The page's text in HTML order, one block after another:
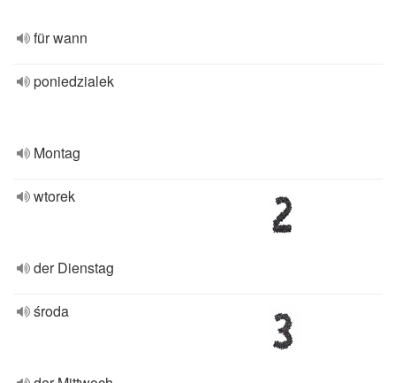
für wann
poniedzialek
Montag
wtorek
der Dienstag
środa